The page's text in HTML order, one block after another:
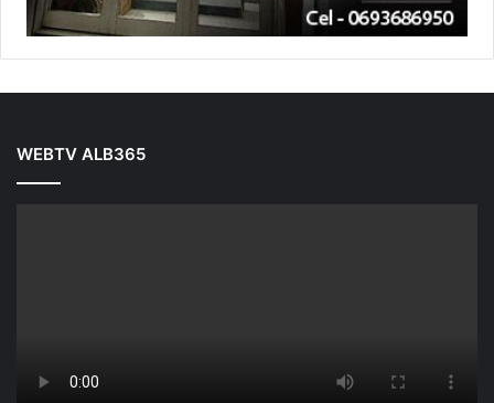
WEBTV ALB365